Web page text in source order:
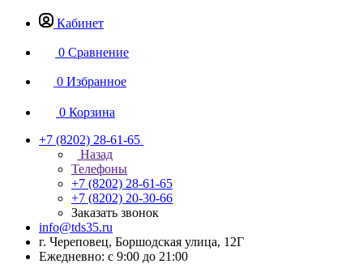
Кабинет
0 Сравнение
0 Избранное
0 Корзина
+7 (8202) 28‑61-65
Назад
Телефоны
+7 (8202) 28‑61-65
+7 (8202) 20‑30-66
Заказать звонок
info@tds35.ru
г. Череповец, Боршодская улица, 12Г
Ежедневно: с 9:00 до 21:00